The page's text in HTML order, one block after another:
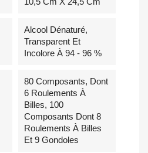
Alcool Dénaturé,
Transparent Et
Incolore À 94 - 96 %
80 Composants, Dont
6 Roulements À
Billes, 100
Composants Dont 8
Roulements À Billes
Et 9 Gondoles